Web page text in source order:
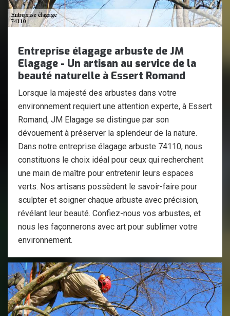
Entreprise élagage arbuste de JM
Elagage - Un artisan au service de la
beauté naturelle à Essert Romand
Lorsque la majesté des arbustes dans votre
environnement requiert une attention experte, à Essert
Romand, JM Elagage se distingue par son
dévouement à préserver la splendeur de la nature.
Dans notre entreprise élagage arbuste 74110, nous
constituons le choix idéal pour ceux qui recherchent
une main de maître pour entretenir leurs espaces
verts. Nos artisans possèdent le savoir-faire pour
sculpter et soigner chaque arbuste avec précision,
révélant leur beauté. Confiez-nous vos arbustes, et
nous les façonnerons avec art pour sublimer votre
environnement.